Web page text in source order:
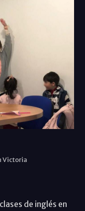
Victoria
de inglés en